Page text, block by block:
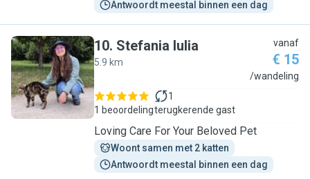
Antwoordt meestal binnen een dag
S
10. Stefania Iulia
5.9 km
vanaf
€ 15
/wandeling
1 beoordeling
1
terugkerende gast
Loving Care For Your Beloved Pet
Woont samen met 2 katten
Antwoordt meestal binnen een dag